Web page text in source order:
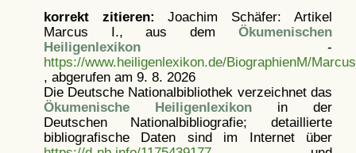
korrekt zitieren: Joachim Schäfer: Artikel
Marcus I., aus dem Ökumenischen
Heiligenlexikon-
https://www.heiligenlexikon.de/BiographienM/
, abgerufen am 9. 8. 2026
Die Deutsche Nationalbibliothek verzeichnet das
Ökumenische Heiligenlexikonin der
Deutschen Nationalbibliografie; detaillierte
bibliografische Daten sind im Internet über